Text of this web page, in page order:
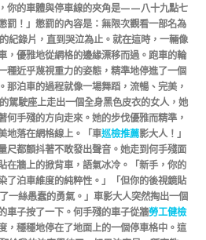
你的車體與停車線的夾角是——八十九點七
罰！」懲罰的內容是：無限次觀看一部名為
紀錄片，直到哭泣為止。就在這時，一輛像
，優雅地從網格的邊緣漂移而過。跑車的輪
種近乎蔑視重力的姿態，精準地停進了一個
那泊車的過程就像一場舞蹈，流暢、完美，
駕駛座上走出一個全身黑色皮衣的女人，她
何手殘的方向走來。她的步伐優雅而精準，
地落在網格線上。「車巡檢推薦影大人！」
尺都顫抖著不敢發出聲音。她走到何手殘面
在牆上的掀背車，語氣冰冷。「新手，你的
了泊車維度的純粹性。」「但你的後視鏡貼
絲愚蠢的勇氣。」車影大人突然掏出一個
車子按了一下。何手殘的車子從牆勞工健檢
，穩穩地停在了地面上的一個停車格中。這